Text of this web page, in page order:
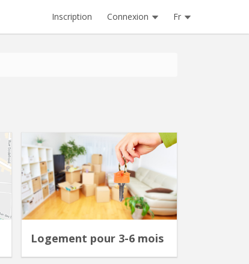
Inscription Connexion Fr
Logement pour 3-6 mois